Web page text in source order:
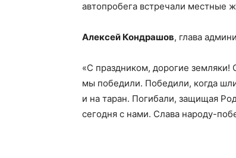
автопробега встречали местные
Алексей Кондрашов, глава
«С праздником, дорогие земляки!
мы победили. Победили, когда
и на таран. Погибали, защищая
сегодня с нами. Слава народу-